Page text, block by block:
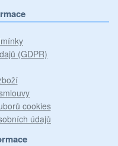
(GDPR)
cookies
údajů